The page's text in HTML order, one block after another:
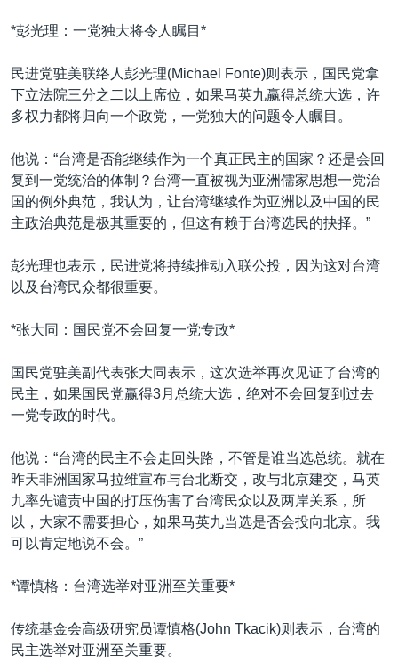
*彭光理：一党独大将令人瞩目*
民进党驻美联络人彭光理(Michael Fonte)则表示，国民党拿
下立法院三分之二以上席位，如果马英九赢得总统大选，许
多权力都将归向一个政党，一党独大的问题令人瞩目。
他说：“台湾是否能继续作为一个真正民主的国家？还是会回
复到一党统治的体制？台湾一直被视为亚洲儒家思想一党治
国的例外典范，我认为，让台湾继续作为亚洲以及中国的民
主政治典范是极其重要的，但这有赖于台湾选民的抉择。”
彭光理也表示，民进党将持续推动入联公投，因为这对台湾
以及台湾民众都很重要。
*张大同：国民党不会回复一党专政*
国民党驻美副代表张大同表示，这次选举再次见证了台湾的
民主，如果国民党赢得3月总统大选，绝对不会回复到过去
一党专政的时代。
他说：“台湾的民主不会走回头路，不管是谁当选总统。就在
昨天非洲国家马拉维宣布与台北断交，改与北京建交，马英
九率先谴责中国的打压伤害了台湾民众以及两岸关系，所
以，大家不需要担心，如果马英九当选是否会投向北京。我
可以肯定地说不会。”
*谭慎格：台湾选举对亚洲至关重要*
传统基金会高级研究员谭慎格(John Tkacik)则表示，台湾的
民主选举对亚洲至关重要。